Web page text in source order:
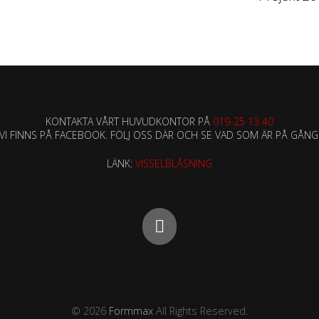
KONTAKTA VÅRT HUVUDKONTOR PÅ 019-25 13 40
VI FINNS PÅ FACEBOOK. FÖLJ OSS DÄR OCH SE VAD SOM ÄR PÅ
LÄNK: VISSELBLÅSNING
© 2026 Formmax All Rights Reserved.